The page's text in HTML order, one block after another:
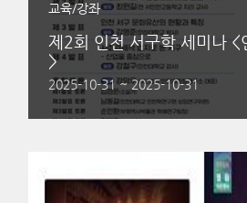
교육/강좌
제2회 인천 서구학 세미나 <
>
2025-10-31 ~ 2025-10-31